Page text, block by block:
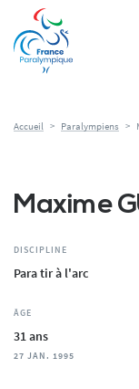
Accueil > Paralympiens >
Maxime
DISCIPLINE
Para tir à l'arc
ÂGE
31 ans
27 JAN. 1995
Panneau de gestion des cookies